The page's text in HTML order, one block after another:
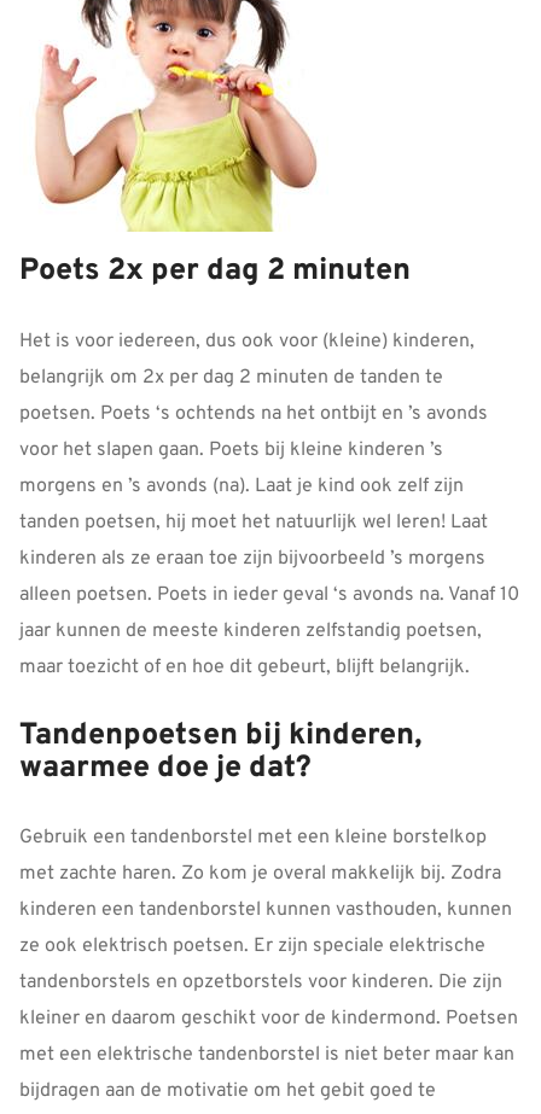
Poets 2x per dag 2 minuten
Het is voor iedereen, dus ook voor (kleine) kinderen,
belangrijk om 2x per dag 2 minuten de tanden te
poetsen. Poets ‘s ochtends na het ontbijt en ’s avonds
voor het slapen gaan. Poets bij kleine kinderen ’s
morgens en ’s avonds (na). Laat je kind ook zelf zijn
tanden poetsen, hij moet het natuurlijk wel leren! Laat
kinderen als ze eraan toe zijn bijvoorbeeld ’s morgens
alleen poetsen. Poets in ieder geval ‘s avonds na. Vanaf 10
jaar kunnen de meeste kinderen zelfstandig poetsen,
maar toezicht of en hoe dit gebeurt, blijft belangrijk.
Tandenpoetsen bij kinderen,
waarmee doe je dat?
Gebruik een tandenborstel met een kleine borstelkop
met zachte haren. Zo kom je overal makkelijk bij. Zodra
kinderen een tandenborstel kunnen vasthouden, kunnen
ze ook elektrisch poetsen. Er zijn speciale elektrische
tandenborstels en opzetborstels voor kinderen. Die zijn
kleiner en daarom geschikt voor de kindermond. Poetsen
met een elektrische tandenborstel is niet beter maar kan
bijdragen aan de motivatie om het gebit goed te